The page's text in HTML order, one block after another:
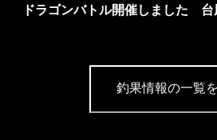
ドラゴンバトル開催しました 台
釣果情報の一覧